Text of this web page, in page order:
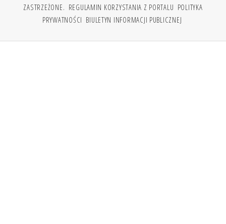
ZASTRZEŻONE. REGULAMIN KORZYSTANIA Z PORTALU POLITYKA
PRYWATNOŚCI BIULETYN INFORMACJI PUBLICZNEJ